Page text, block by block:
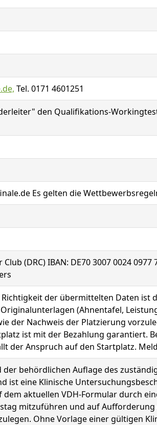
Tel. 0171 4601251
den Qualifikations-
Es gelten die
(DRC) IBAN: DE70 3007 0024
der übermittelten Daten ist
(Ahnentafel,
der Nachweis der Platzierung
ist mit der Bezahlung garantiert.
der Anspruch auf den Startplatz.
behördlichen Auflage des
ist eine Klinische
aktuellen VDH-Formular durch
mitzuführen und auf
Ohne Vorlage einer gültigen